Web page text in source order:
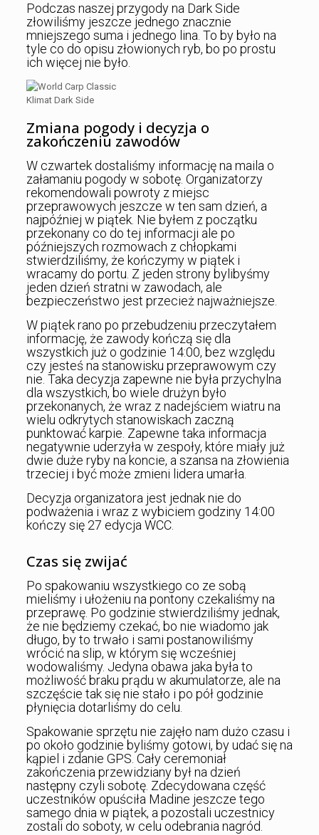
Podczas naszej przygody na Dark Side
złowiliśmy jeszcze jednego znacznie
mniejszego suma i jednego lina. To by było na
tyle co do opisu złowionych ryb, bo po prostu
ich więcej nie było.
Klimat Dark Side
Zmiana pogody i decyzja o
zakończeniu zawodów
W czwartek dostaliśmy informację na maila o
załamaniu pogody w sobotę. Organizatorzy
rekomendowali powroty z miejsc
przeprawowych jeszcze w ten sam dzień, a
najpóźniej w piątek. Nie byłem z początku
przekonany co do tej informacji ale po
późniejszych rozmowach z chłopkami
stwierdziliśmy, że kończymy w piątek i
wracamy do portu. Z jeden strony bylibyśmy
jeden dzień stratni w zawodach, ale
bezpieczeństwo jest przecież najważniejsze.
W piątek rano po przebudzeniu przeczytałem
informację, że zawody kończą się dla
wszystkich już o godzinie 14:00, bez względu
czy jesteś na stanowisku przeprawowym czy
nie. Taka decyzja zapewne nie była przychylna
dla wszystkich, bo wiele drużyn było
przekonanych, że wraz z nadejściem wiatru na
wielu odkrytych stanowiskach zaczną
punktować karpie. Zapewne taka informacja
negatywnie uderzyła w zespoły, które miały już
dwie duże ryby na koncie, a szansa na złowienia
trzeciej i być może zmieni lidera umarła.
Decyzja organizatora jest jednak nie do
podważenia i wraz z wybiciem godziny 14:00
kończy się 27 edycja WCC.
Czas się zwijać
Po spakowaniu wszystkiego co ze sobą
mieliśmy i ułożeniu na pontony czekaliśmy na
przeprawę. Po godzinie stwierdziliśmy jednak,
że nie będziemy czekać, bo nie wiadomo jak
długo, by to trwało i sami postanowiliśmy
wrócić na slip, w którym się wcześniej
wodowaliśmy. Jedyna obawa jaka była to
możliwość braku prądu w akumulatorze, ale na
szczęście tak się nie stało i po pół godzinie
płynięcia dotarliśmy do celu.
Spakowanie sprzętu nie zajęło nam dużo czasu i
po około godzinie byliśmy gotowi, by udać się na
kąpiel i zdanie GPS. Cały ceremoniał
zakończenia przewidziany był na dzień
następny czyli sobotę. Zdecydowana część
uczestników opuściła Madine jeszcze tego
samego dnia w piątek, a pozostali uczestnicy
zostali do soboty, w celu odebrania nagród.